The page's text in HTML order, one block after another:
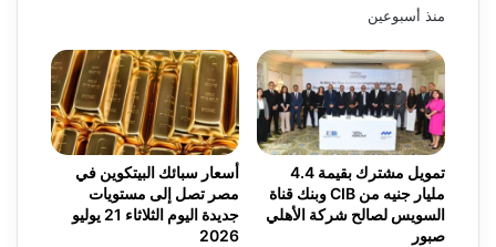
منذ أسبوعين
أسعار سبائك البيتكوين في
مصر تصل إلى مستويات
جديدة اليوم الثلاثاء 21 يوليو
2026
تمويل مشترك بقيمة 4.4
مليار جنيه من CIB وبنك قناة
السويس لصالح شركة الأهلي
صبور